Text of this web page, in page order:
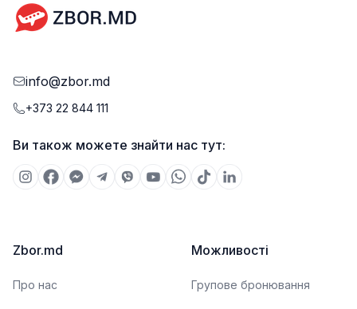
info@zbor.md
+373 22 844 111
Ви також можете знайти нас тут:
Zbor.md
Про нас
Можливості
Групове бронювання